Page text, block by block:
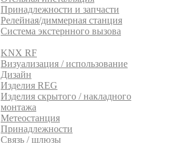
Принадлежности и запчасти
Релейная/диммерная станция
Система экстернного вызова
KNX RF
Визуализация / использование
Дизайн
Изделия REG
Изделия скрытого / накладного
монтажа
Метеостанция
Принадлежности
Связь / шлюзы